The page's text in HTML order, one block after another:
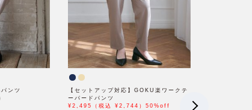
ンツ
【セットアップ対応】GOKU楽ワークテ
ーパードパンツ
¥2,495（税込 ¥2,744）50%off